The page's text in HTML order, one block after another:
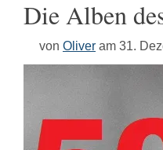
Die Alben
von Oliver am 31.